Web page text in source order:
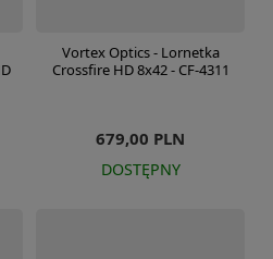
Vortex Optics - Lornetka
Crossfire HD 8x42 - CF-4311
679,00 PLN
DOSTĘPNY